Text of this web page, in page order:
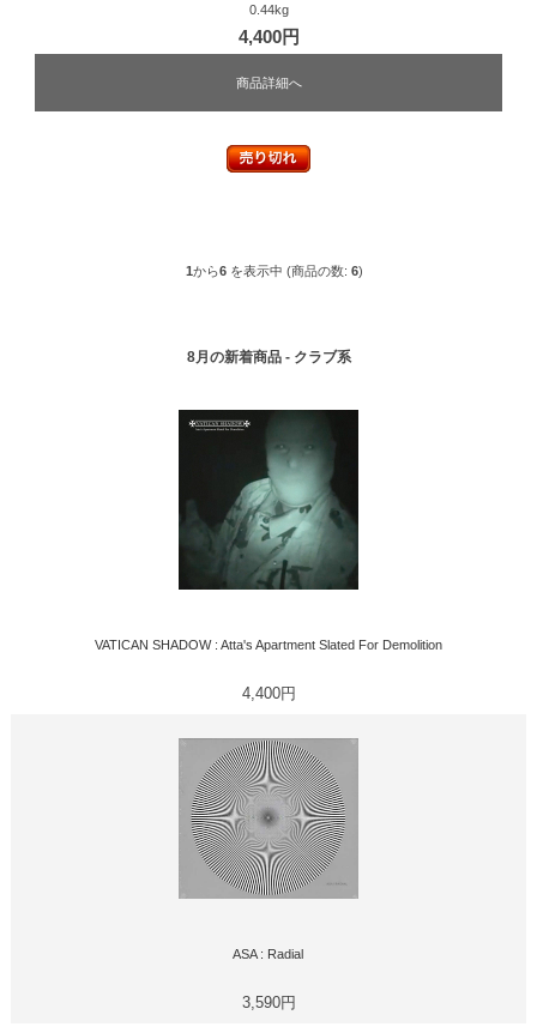
0.44kg
4,400円
商品詳細へ
1 から6 を表示中 (商品の数: 6)
8月の新着商品 - クラブ系
VATICAN SHADOW : Atta's Apartment Slated For Demolition
4,400円
ASA : Radial
3,590円